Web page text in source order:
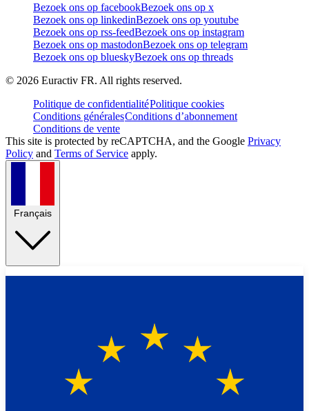
Bezoek ons op facebookBezoek ons op x
Bezoek ons op linkedinBezoek ons op youtube
Bezoek ons op rss-feedBezoek ons op instagram
Bezoek ons op mastodonBezoek ons op telegram
Bezoek ons op blueskyBezoek ons op threads
© 2026 Euractiv FR. All rights reserved.
Politique de confidentialitéPolitique cookies
Conditions généralesConditions d’abonnement
Conditions de vente
This site is protected by reCAPTCHA, and the Google Privacy
Policy and Terms of Service apply.
Français